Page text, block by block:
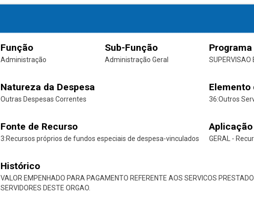
Função
Administração
Sub-Função
Administração Geral
Programa
SUPERVISAO
Natureza da Despesa
Outras Despesas Correntes
Elemento
36:Outros
Fonte de Recurso
3:Recursos próprios de fundos especiais de despesa-vinculados
Aplicação
GERAL -
Histórico
VALOR EMPENHADO PARA PAGAMENTO REFERENTE AOS SERVICOS
SERVIDORES DESTE ORGAO.